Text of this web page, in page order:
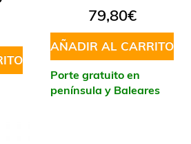
79,80€
AÑADIR AL CARRITO
Porte gratuito en
península y Baleares